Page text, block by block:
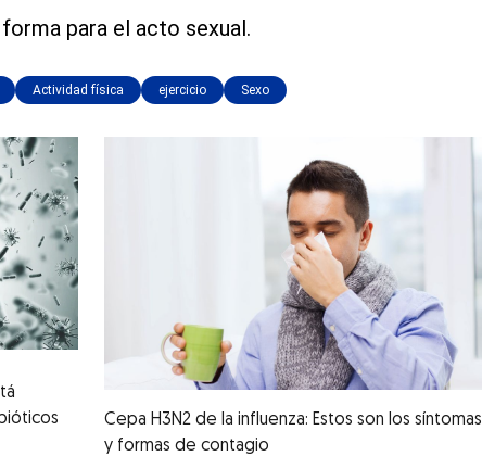
para el acto sexual.
Actividad física ejercicio Sexo
Cepa H3N2 de la influenza: Estos son los síntomas
y formas de contagio